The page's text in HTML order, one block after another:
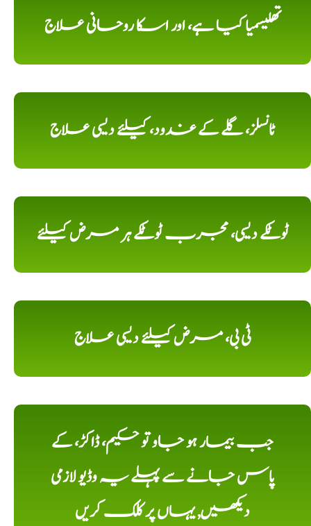
تھلیسمیا کیا ہے، اور اسکا روحانی علاج
ٹانسلز، گلے کے غدود، کیلئے دیسی علاج
ٹوٹکے دیسی، مجرب ٹوٹکے ہر مرض کیلئے
ٹی بی، مرض کیلئے دیسی علاج
جب بیمار ہو جاو تو حکیم، ڈاکڑ، کے
پاس جانے سے پہلے یہ وڈیو لازمی
دیکھیں, یہاں پر کلک کریں